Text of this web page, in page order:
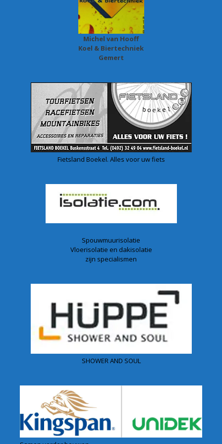
Michel van Hooff
Koel & Biertechniek
Gemert
Fietsland Boekel. Alles voor uw fiets
Spouwmuurisolatie
Vloerisolatie en dakisolatie
zijn specialismen
SHOWER AND SOUL